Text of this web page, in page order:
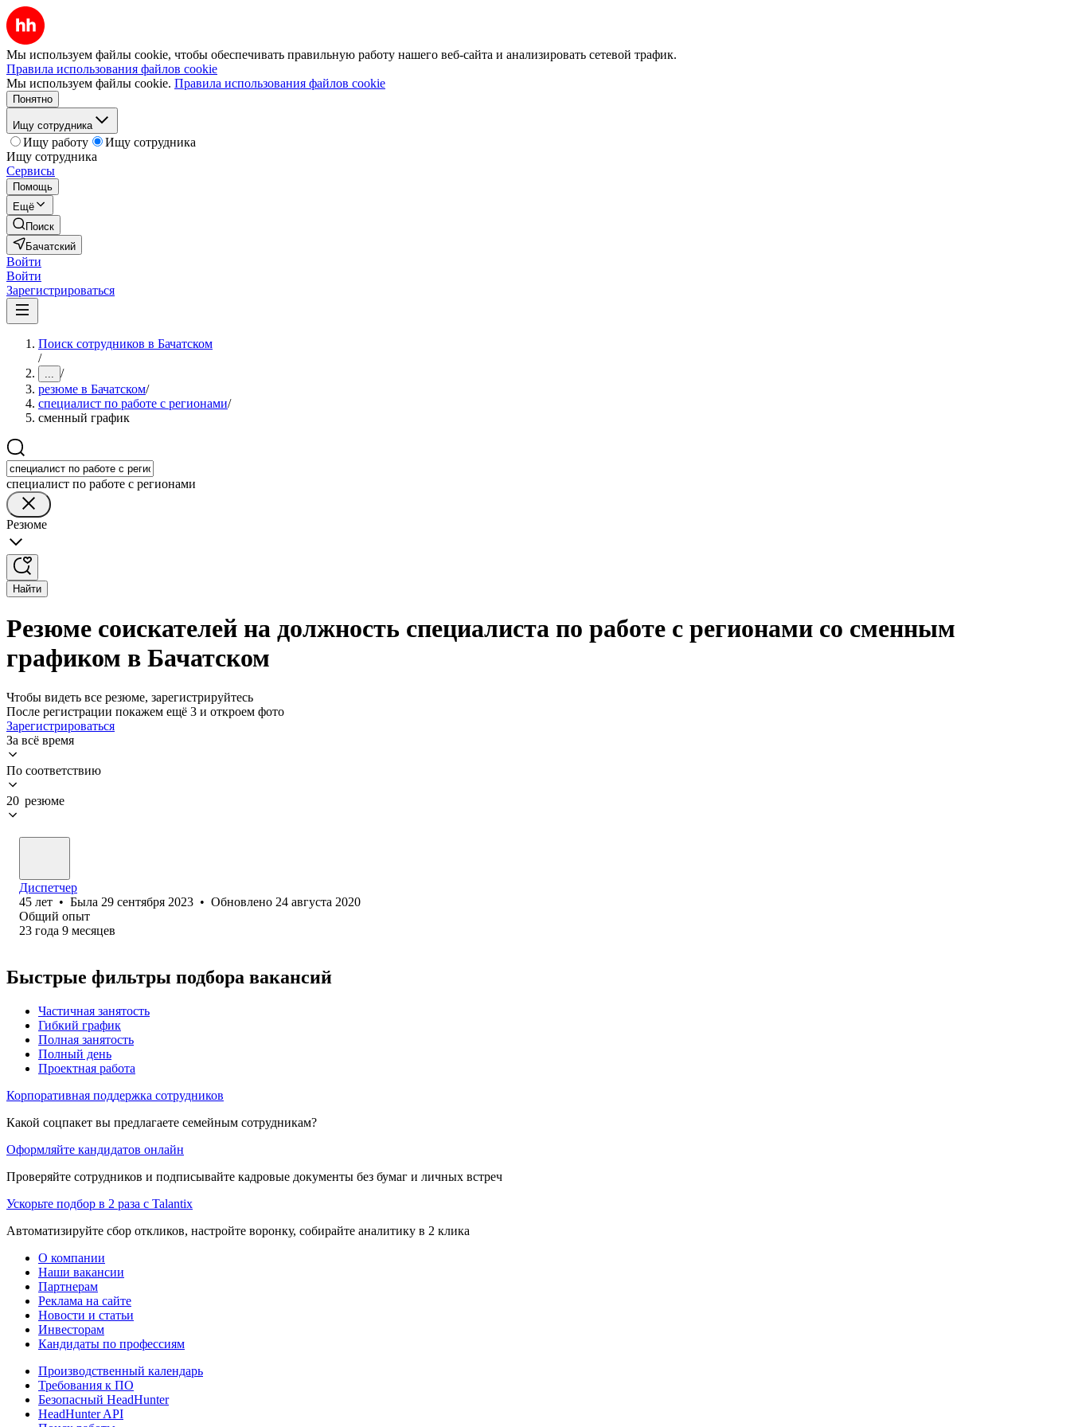
Мы используем файлы cookie, чтобы обеспечивать правильную работу нашего веб-сайта и анализировать сетевой трафик.
Правила использования файлов cookie
Мы используем файлы cookie. Правила использования файлов cookie
Понятно
Ищу сотрудника
Ищу работу
Ищу сотрудника
Ищу сотрудника
Сервисы
Помощь
Ещё
Поиск
Бачатский
Войти
Войти
Зарегистрироваться
Поиск сотрудников в Бачатском
/
... /
резюме в Бачатском/
специалист по работе с регионами/
сменный график
специалист по работе с регионами
Резюме
Найти
Резюме соискателей на должность специалиста по работе с регионами со сменным
графиком в Бачатском
Чтобы видеть все резюме, зарегистрируйтесь
После регистрации покажем ещё 3 и откроем фото
Зарегистрироваться
За всё время
По соответствию
20 резюме
Диспетчер
45 лет • Была 29 сентября 2023 • Обновлено 24 августа 2020
Общий опыт
23 года 9 месяцев
Быстрые фильтры подбора вакансий
Частичная занятость
Гибкий график
Полная занятость
Полный день
Проектная работа
Корпоративная поддержка сотрудников
Какой соцпакет вы предлагаете семейным сотрудникам?
Оформляйте кандидатов онлайн
Проверяйте сотрудников и подписывайте кадровые документы без бумаг и личных встреч
Ускорьте подбор в 2 раза с Talantix
Автоматизируйте сбор откликов, настройте воронку, собирайте аналитику в 2 клика
О компании
Наши вакансии
Партнерам
Реклама на сайте
Новости и статьи
Инвесторам
Кандидаты по профессиям
Производственный календарь
Требования к ПО
Безопасный HeadHunter
HeadHunter API